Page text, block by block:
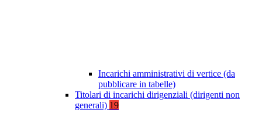
Incarichi amministrativi di vertice (da
pubblicare in tabelle)
Titolari di incarichi dirigenziali (dirigenti non
generali) 19